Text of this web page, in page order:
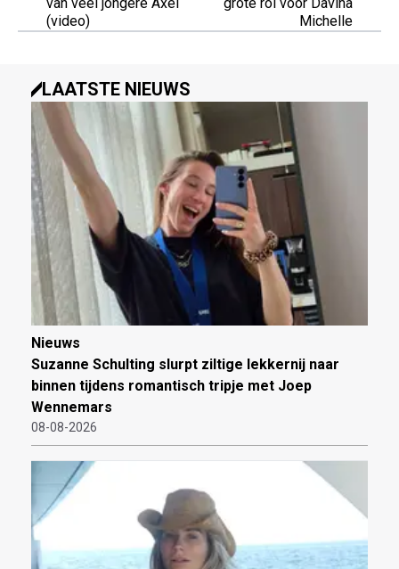
(video)
Michelle
LAATSTE NIEUWS
Nieuws
Suzanne Schulting slurpt ziltige lekkernij naar
binnen tijdens romantisch tripje met Joep
Wennemars
08-08-2026